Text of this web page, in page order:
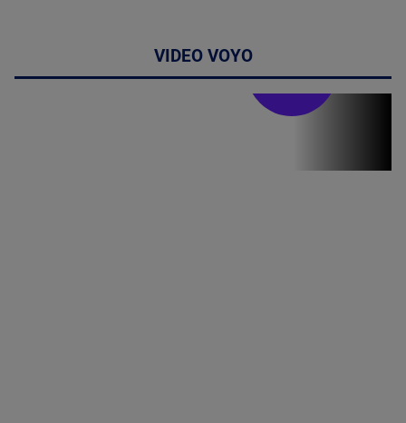
VIDEO VOYO